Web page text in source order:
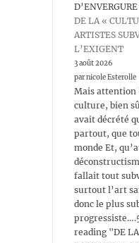
DE LA «
ARTISTES
L’EXIGENT
3 août 2026
par nicole Esterolle
Mais attention
culture, bien
avait décrété
partout, que
monde Et,
fallait tout
surtout l’art
donc le plus
reading "DE